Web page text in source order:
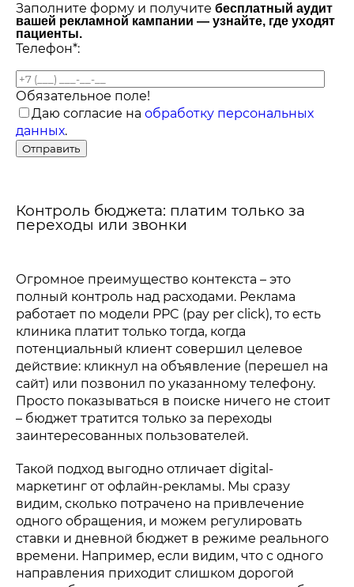
Заполните форму и получите бесплатный аудит
вашей рекламной кампании — узнайте, где уходят
пациенты.
Телефон*:
Обязательное поле!
Даю согласие на обработку персональных
данных.
Контроль бюджета: платим только за
переходы или звонки
Огромное преимущество контекста – это
полный контроль над расходами. Реклама
работает по модели PPC (pay per click), то есть
клиника платит только тогда, когда
потенциальный клиент совершил целевое
действие: кликнул на объявление (перешел на
сайт) или позвонил по указанному телефону.
Просто показываться в поиске ничего не стоит
– бюджет тратится только за переходы
заинтересованных пользователей.
Такой подход выгодно отличает digital-
маркетинг от офлайн-рекламы. Мы сразу
видим, сколько потрачено на привлечение
одного обращения, и можем регулировать
ставки и дневной бюджет в режиме реального
времени. Например, если видим, что с одного
направления приходит слишком дорогой